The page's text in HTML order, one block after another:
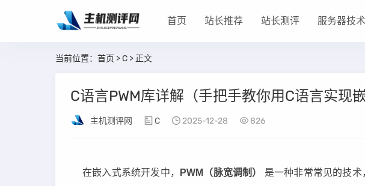
首页 站长推荐 站长测评 服务器技术
当前位置： 首页 >C > 正文
C语言PWM库详解（手把手教你用C语言实现嵌
主机测评网 C 2025-12-28 826
在嵌入式系统开发中， PWM（脉宽调制）
是一种非常常见的技